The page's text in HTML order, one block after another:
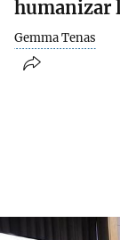
humanizar
Gemma Tenas